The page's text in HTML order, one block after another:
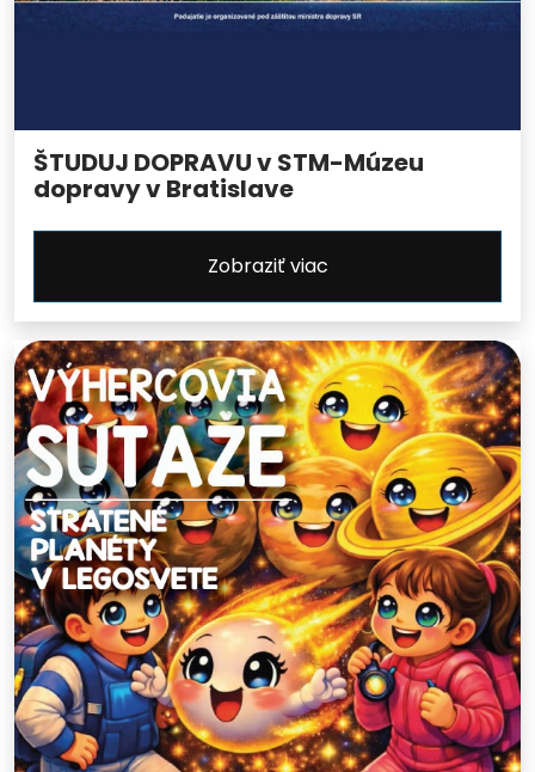
ŠTUDUJ DOPRAVU v STM-Múzeu
dopravy v Bratislave
Zobraziť viac